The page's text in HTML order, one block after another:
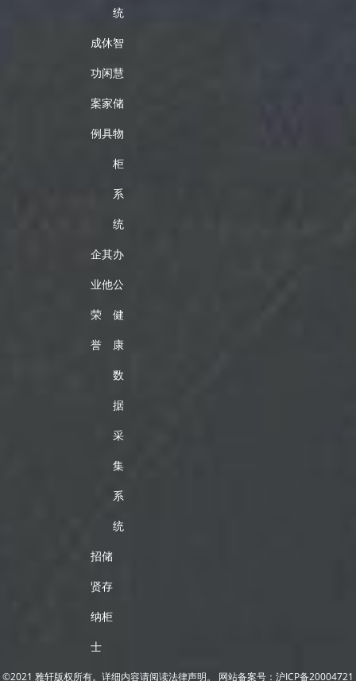
统
成
功
案
例
休
闲
家
具
智
慧
储
物
柜
系
统
企
业
荣
誉
其
他
办
公
健
康
数
据
采
集
系
统
招
贤
纳
士
储
存
柜
©2021 雅轩版权所有。详细内容请阅读法律声明。 网站备案号： 沪ICP备20004721